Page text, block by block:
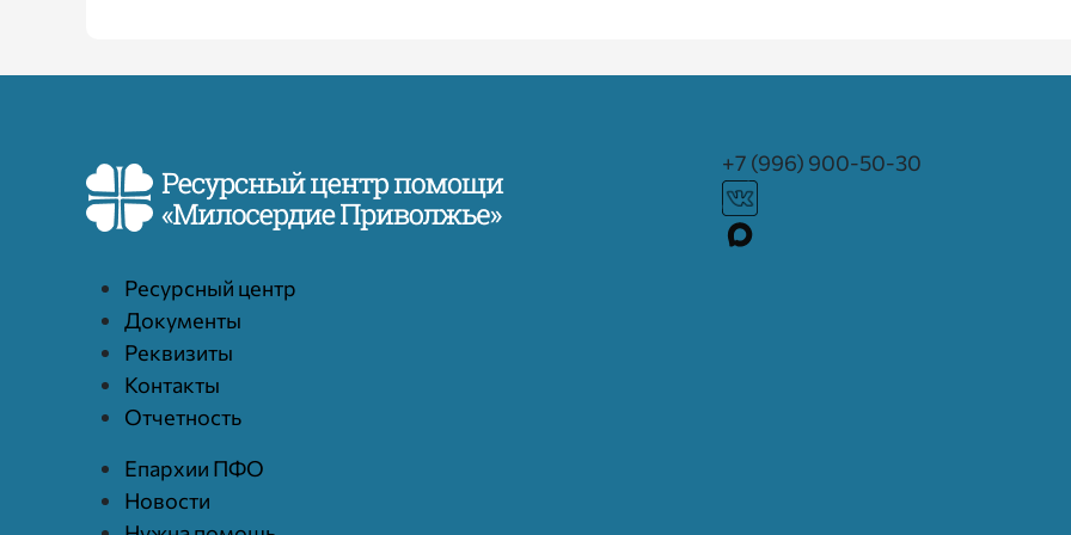
+7 (996) 900-50-30
Ресурcный центр
Документы
Реквизиты
Контакты
Отчетность
Епархии ПФО
Новости